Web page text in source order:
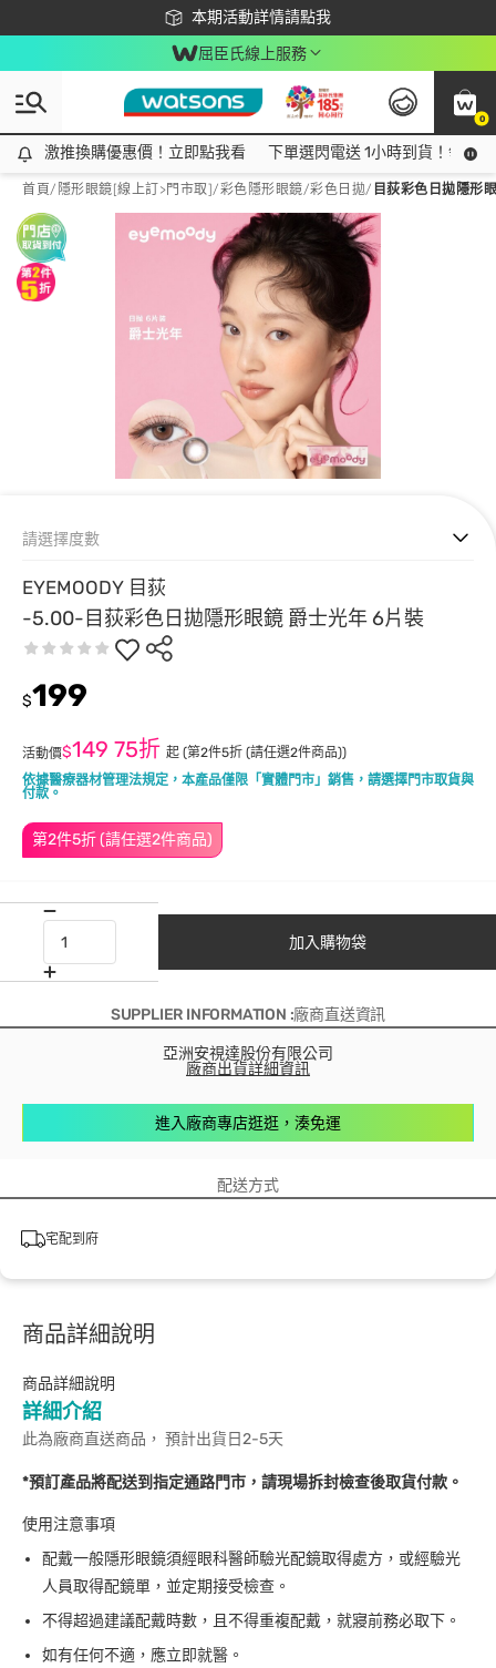
本期活動詳情請點我
下載app最高回饋$350
屈臣氏線上服務
0
激推換購優惠價！立即點我看
激推換購優惠價！立即點我看 下單選閃電送 1小時到貨！領神
首頁/ 隱形眼鏡[線上訂>門市取]/彩色隱形眼鏡/彩色日拋/ 目荻彩色日拋隱形
EYEMOODY 目荻
-5.00-目荻彩色日拋隱形眼鏡 爵士光年 6片裝
依據醫療器材管理法規定，本產品僅限「實體門市」銷售，請選擇門市取貨與
付款。
第2件5折 (請任選2件商品)
$199
活動價$149 75折 起 (第2件5折 (請任選2件商品))
請選擇度數
加入購物袋
SUPPLIER INFORMATION :廠商直送資訊
亞洲安視達股份有限公司
廠商出貨詳細資訊
進入廠商專店逛逛，湊免運
配送方式
宅配到府
商品詳細說明
商品詳細說明
詳細介紹
此為廠商直送商品， 預計出貨日2-5天
*預訂產品將配送到指定通路門市，請現場拆封檢查後取貨付款。
使用注意事項
配戴一般隱形眼鏡須經眼科醫師驗光配鏡取得處方，或經驗光
人員取得配鏡單，並定期接受檢查。
不得超過建議配戴時數，且不得重複配戴，就寢前務必取下。
如有任何不適，應立即就醫。